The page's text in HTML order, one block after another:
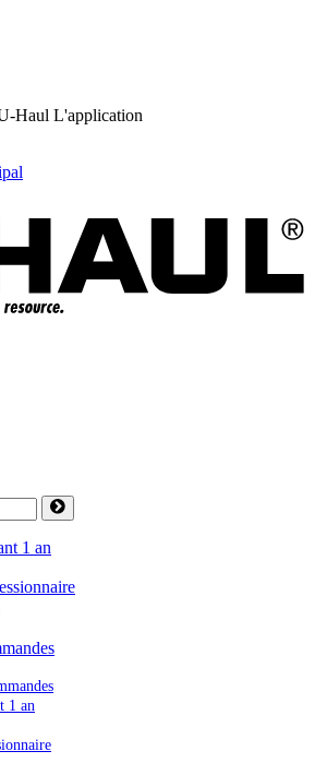
Haul L'application
1 an
1 an